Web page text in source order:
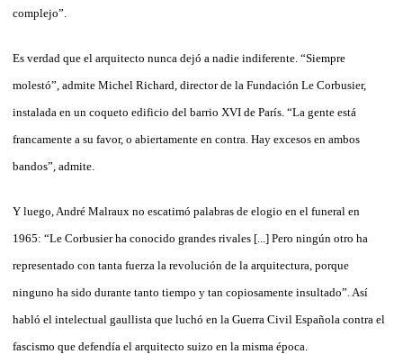
complejo”.
Es verdad que el arquitecto nunca dejó a nadie indiferente. “Siempre
molestó”, admite Michel Richard, director de la Fundación Le Corbusier,
instalada en un coqueto edificio del barrio XVI de París. “La gente está
francamente a su favor, o abiertamente en contra. Hay excesos en ambos
bandos”, admite.
Y luego, André Malraux no escatimó palabras de elogio en el funeral en
1965: “Le Corbusier ha conocido grandes rivales [...] Pero ningún otro ha
representado con tanta fuerza la revolución de la arquitectura, porque
ninguno ha sido durante tanto tiempo y tan copiosamente insultado”. Así
habló el intelectual gaullista que luchó en la Guerra Civil Española contra el
fascismo que defendía el arquitecto suizo en la misma época.